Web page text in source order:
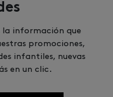
la información que
promociones,
infantiles, nuevas
en un clic.